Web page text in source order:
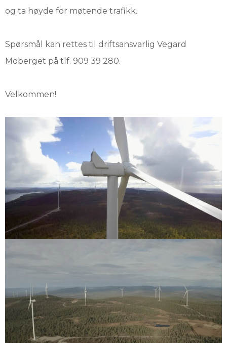
og ta høyde for møtende trafikk.
Spørsmål kan rettes til driftsansvarlig Vegard
Moberget på tlf. 909 39 280.
Velkommen!